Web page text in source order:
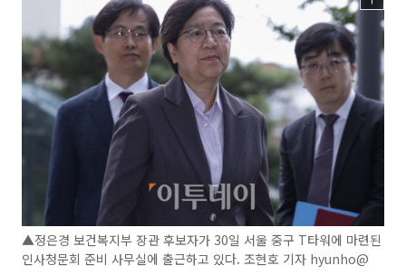
▲정은경 보건복지부 장관 후보자가 30일 서울 중구 T타워에 마련된
인사청문회 준비 사무실에 출근하고 있다. 조현호 기자 hyunho@